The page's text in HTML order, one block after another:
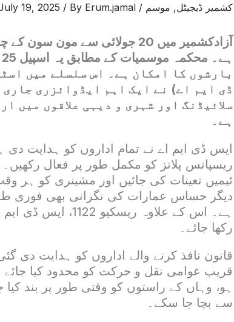
کشمیر ڈیجیٹل, موسم /
19, 2025 / By Erum.jamal
آزادکشمیر میں 20 جولائی سے
بارشوں کا امکان ہے۔ اس سلسلے میں
ڈی ایم اے) نے ایک اہم ایڈوائزری
سلائیڈنگ اور شہری و دیہی علاقوں میں
ہے۔
ایس ڈی ایم اے نے تمام اداروں کو ہدایت دی
ریسپانس پلانز کو مکمل طور پر فعال
ٹیمیں تعینات کی جائیں اور مشینری کو ہر وقت
دیگر حساس عمارات کی نگرانی بھی فوری
ہے۔ اس کے علاوہ
رکھا جائے۔
قانون نافذ کرنے والے اداروں کو ہدایت دی
قریب عوامی نقل و حرکت کو محدود کیا جائے
ہو، وہاں کے راستوں کو وقتی طور پر بند
سے بچا جا سکے۔